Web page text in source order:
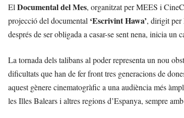
ElDocumental del Mes, organitzat per MEES i
projecció del documental ‘Escrivint Hawa’, dirigit per
després de ser obligada a casar-se sent nena, inicia
La tornada dels talibans al poder representa un nou
dificultats que han de fer front tres generacions de
aquest gènere cinematogràfic a una audiència més
les Illes Balears i altres regions d’Espanya, sempre